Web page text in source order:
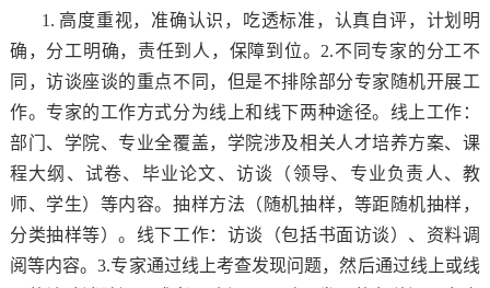
1. 高度重视，准确认识，吃透标准，认真自评，计划明
确，分工明确，责任到人，保障到位。2.不同专家的分工不
同，访谈座谈的重点不同，但是不排除部分专家随机开展工
作。专家的工作方式分为线上和线下两种途径。线上工作：
部门、学院、专业全覆盖，学院涉及相关人才培养方案、课
程大纲、试卷、毕业论文、访谈（领导、专业负责人、教
师、学生）等内容。抽样方法（随机抽样，等距随机抽样，
分类抽样等）。线下工作：访谈（包括书面访谈）、资料调
阅等内容。3.专家通过线上考查发现问题，然后通过线上或线